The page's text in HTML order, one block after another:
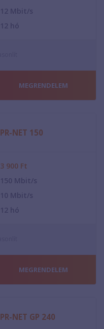
12 Mbit/s
12 hó
MEGRENDELEM
PR-NET 150
3 900 Ft
150 Mbit/s
10 Mbit/s
12 hó
MEGRENDELEM
PR-NET GP 240